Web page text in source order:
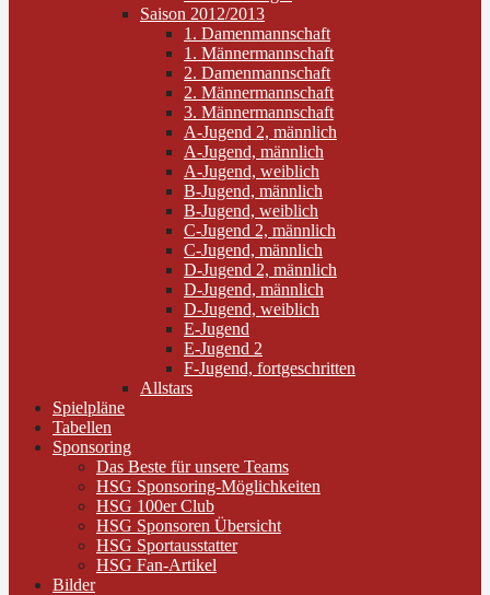
Saison 2012/2013
1. Damenmannschaft
1. Männermannschaft
2. Damenmannschaft
2. Männermannschaft
3. Männermannschaft
A-Jugend 2, männlich
A-Jugend, männlich
A-Jugend, weiblich
B-Jugend, männlich
B-Jugend, weiblich
C-Jugend 2, männlich
C-Jugend, männlich
D-Jugend 2, männlich
D-Jugend, männlich
D-Jugend, weiblich
E-Jugend
E-Jugend 2
F-Jugend, fortgeschritten
Allstars
Spielpläne
Tabellen
Sponsoring
Das Beste für unsere Teams
HSG Sponsoring-Möglichkeiten
HSG 100er Club
HSG Sponsoren Übersicht
HSG Sportausstatter
HSG Fan-Artikel
Bilder